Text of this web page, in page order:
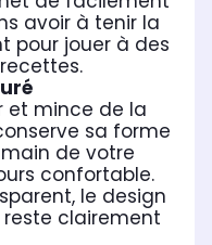
avoir à tenir la
pour jouer à des
et mince de la
sa forme
main de votre
confortable.
le design
clairement